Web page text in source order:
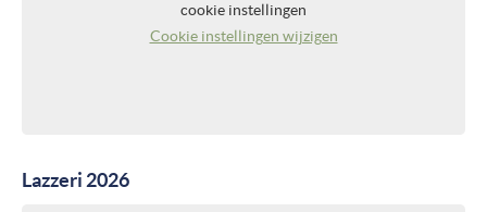
cookie instellingen
Cookie instellingen wijzigen
Lazzeri 2026